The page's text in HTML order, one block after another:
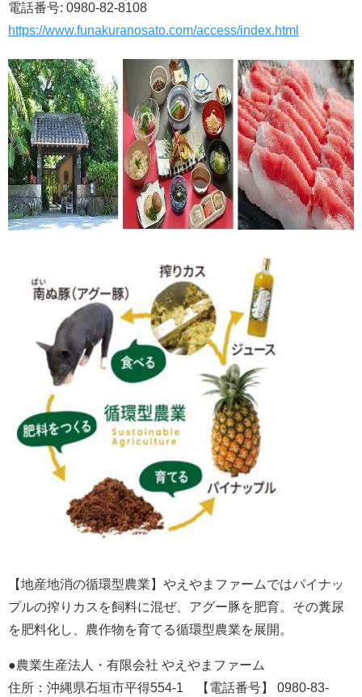
電話番号: 0980-82-8108
https://www.funakuranosato.com/access/index.html
【地産地消の循環型農業】やえやまファームではパイナッ
プルの搾りカスを飼料に混ぜ、アグー豚を肥育。その糞尿
を肥料化し、農作物を育てる循環型農業を展開。
●農業生産法人・有限会社 やえやまファーム
住所：沖縄県石垣市平得554-1 【電話番号】 0980-83-